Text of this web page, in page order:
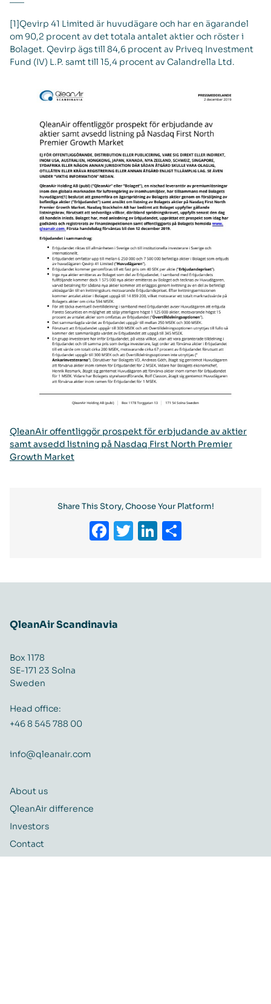
[1]Qevirp 41 Limited är huvudägare och har en ägarandel
om 90,2 procent av det totala antalet aktier och röster i
Bolaget. Qevirp ägs till 84,6 procent av Priveq Investment
Fund (IV) L.P. samt till 15,4 procent av Calandrella Ltd.
QleanAir offentliggör prospekt för erbjudande av aktier
samt avsedd listning på Nasdaq First North Premier
Growth Market
Share This Story, Choose Your Platform!
Facebook
Twitter
LinkedIn
QleanAir Scandinavia
Box 1178
SE-171 23 Solna
Sweden
Head office:
+46 8 545 788 00
info@qleanair.com
About us
QleanAir difference
Investors
Contact